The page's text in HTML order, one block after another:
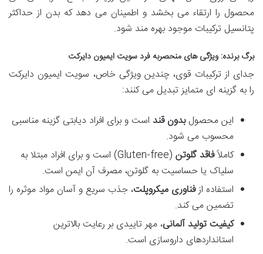
محصول را ارتقاء می بخشد و اطمینان می دهد که بدن از حداکثر
پتانسیل ترکیبات موجود بهره مند شود.
برگ برنده: ویژگی های منحصربه فرد سویت ایمیون دایرکت
جدای از ترکیبات قوی، چندین ویژگی خاص، سویت ایمیون دایرکت
را به گزینه ای متمایز تبدیل می کنند:
این محصولبدون قند است و برای افراد دیابتی گزینه مناسبی
محسوب می شود.
کاملاًفاقد گلوتن
(Gluten-free) است و برای افراد مبتلا به
سلیاک یا حساسیت به گلوتن، مصرف آن ایمن است.
استفاده ازفناوری میکروپلت، جذب سریع و آسان مواد موثره را
تضمین می کند.
کیفیت تولید آلمانی، مهر تاییدی بر رعایت بالاترین
استانداردهای داروسازی است.